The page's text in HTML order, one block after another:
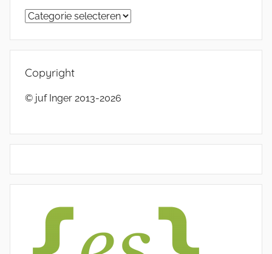
Categorieën
Copyright
© juf Inger 2013-2026